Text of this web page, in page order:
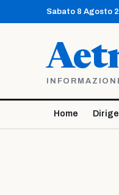
contenuto
Sabato 8 Agosto
Home